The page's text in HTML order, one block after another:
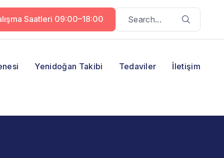
Saatleri 09:00–18:00
Yenidoğan Takibi Tedaviler İletişim